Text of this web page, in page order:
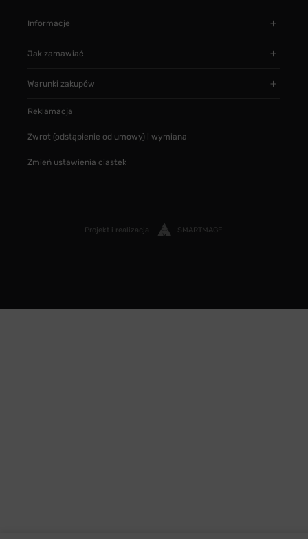
Informacje
Jak zamawiać
Warunki zakupów
Reklamacja
Zwrot (odstąpienie od umowy) i wymiana
Zmień ustawienia ciastek
Projekt i realizacja SMARTMAGE